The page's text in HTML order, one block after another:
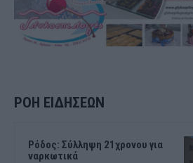
ΡΟΗ ΕΙΔΗΣΕΩΝ
Ρόδος: Σύλληψη 21χρονου για
ναρκωτικά